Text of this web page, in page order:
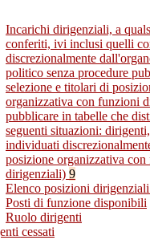
Incarichi dirigenziali, a
conferiti, ivi inclusi quelli
discrezionalmente
politico senza procedure
selezione e titolari di
organizzativa con funzioni
pubblicare in tabelle che
seguenti situazioni:
individuati
posizione organizzativa
dirigenziali) 9
Elenco posizioni
Posti di funzione disponibili
Ruolo dirigenti
cessati